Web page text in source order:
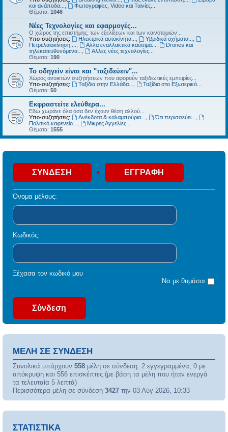
και ανάποδα...
Φωτογραφίες, Video και Ταινίες...
Θέματα: 1046
Νέες Τεχνολογίες και εφαρμογές...
Ο χώρος της επιστήμης, των εξελίξεων και των καινοτομιών...
Υπο-συζητήσεις:
Ηλεκτρικά αυτοκίνητα... Υβριδικά οχήματα...
Πετρελαιοκίνηση....
Αλλα εναλλακτικά καύσιμα...
Drones και
τηλεκατευθυνόμενα...
Αλλες νέες τεχνολογίες...
Θέματα: 190
Το οδηγείν είναι και "ταξιδεύειν"...
Χώρος ανοικτών συζητήσεων που αφορούν ταξιδιωτικές εμπειρίες...
Υπο-συζητήσεις:
Ταξίδια στην Ελλάδα...
Ταξίδια στο Εξωτερικό...
Θέματα: 50
Εκφραστείτε ελεύθερα...
Εδώ χωράνε όλα όσα δεν έχουν θέση αλλού...
Υπο-συζητήσεις:
Ανέκδοτα & καλαμπούρια... Ότι περισσεύει...
Πολιτικό καφενείο...
Μικρές Αγγελίες...
Θέματα: 1555
ΣΎΝΔΕΣΗ • ΕΓΓΡΑΦΉ
Όνομα μέλους:
Κωδικός:
Ξέχασα τον κωδικό μου
Να με θυμάσαι
ΜΈΛΗ ΣΕ ΣΎΝΔΕΣΗ
Συνολικά υπάρχουν 558 μέλη σε σύνδεση: 2 εγγεγραμμένα, 0 με
απόκρυψη και 556 επισκέπτες (με βάση τα μέλη που ήταν ενεργά
τα τελευταία 5 λεπτά)
Περισσότερα μέλη σε σύνδεση 3427 την 03 Αύγ 2026, 10:33
ΣΤΑΤΙΣΤΙΚΆ